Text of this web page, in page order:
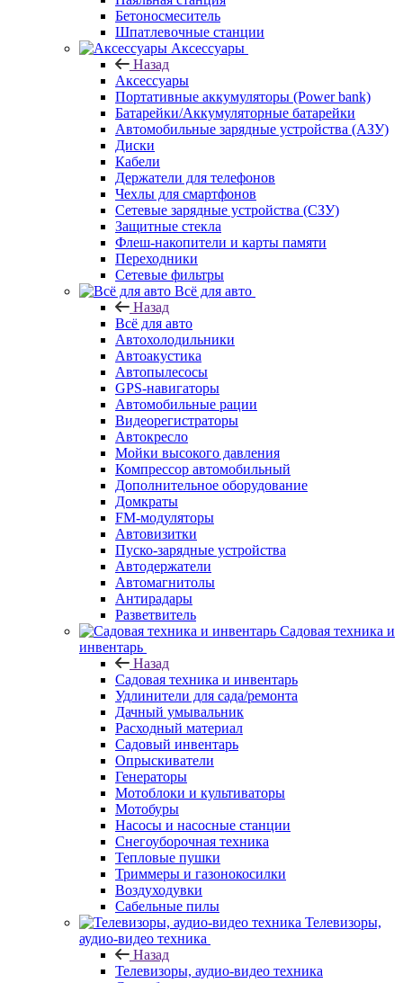
Бетоносмеситель
Шпатлевочные станции
Аксессуары
Назад
Аксессуары
Портативные аккумуляторы (Power bank)
Батарейки/Аккумуляторные батарейки
Автомобильные зарядные устройства (АЗУ)
Диски
Кабели
Держатели для телефонов
Чехлы для смартфонов
Сетевые зарядные устройства (СЗУ)
Защитные стекла
Флеш-накопители и карты памяти
Переходники
Сетевые фильтры
Всё для авто
Назад
Всё для авто
Автохолодильники
Автоакустика
Автопылесосы
GPS-навигаторы
Автомобильные рации
Видеорегистраторы
Автокресло
Мойки высокого давления
Компрессор автомобильный
Дополнительное оборудование
Домкраты
FM-модуляторы
Автовизитки
Пуско-зарядные устройства
Автодержатели
Автомагнитолы
Антирадары
Разветвитель
Садовая техника и
инвентарь
Назад
Садовая техника и инвентарь
Удлинители для сада/ремонта
Дачный умывальник
Расходный материал
Садовый инвентарь
Опрыскиватели
Генераторы
Мотоблоки и культиваторы
Мотобуры
Насосы и насосные станции
Снегоуборочная техника
Тепловые пушки
Триммеры и газонокосилки
Воздуходувки
Сабельные пилы
Телевизоры,
аудио-видео техника
Назад
Телевизоры, аудио-видео техника